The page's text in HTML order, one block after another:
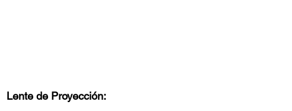
Lente de Proyección: